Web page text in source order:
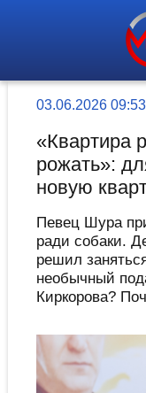
03.06.2026 09:53
«Квартира
рожать»:
новую
Певец Шура
ради собаки.
решил
необычный
Киркорова?